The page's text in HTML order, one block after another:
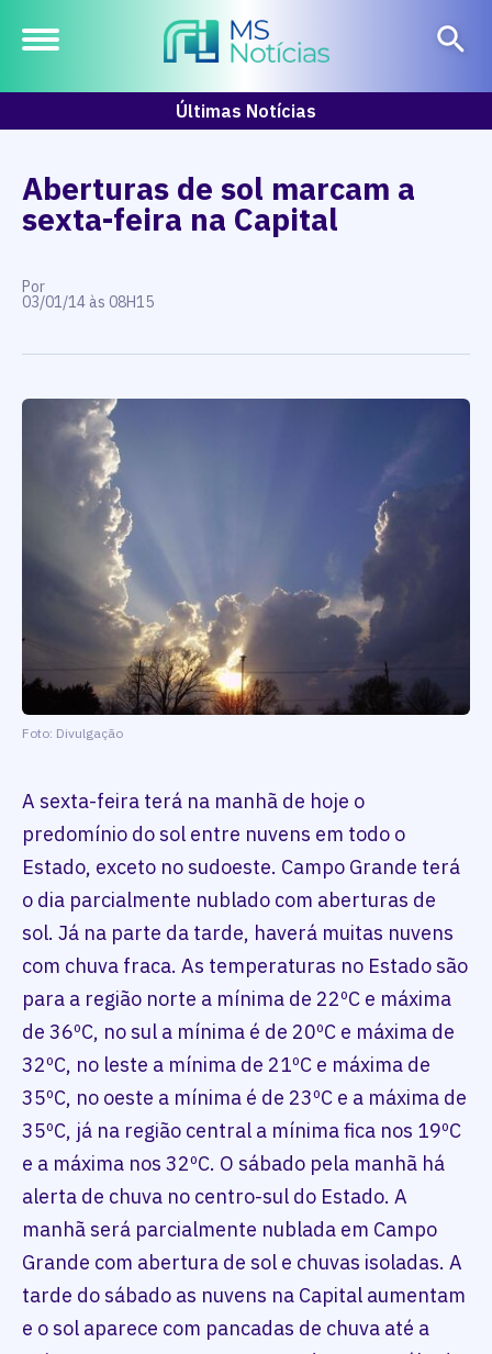
Últimas Notícias
Aberturas de sol marcam a
sexta-feira na Capital
Por
03/01/14 às 08H15
Foto: Divulgação
A sexta-feira terá na manhã de hoje o
predomínio do sol entre nuvens em todo o
Estado, exceto no sudoeste. Campo Grande terá
o dia parcialmente nublado com aberturas de
sol. Já na parte da tarde, haverá muitas nuvens
com chuva fraca. As temperaturas no Estado são
para a região norte a mínima de 22ºC e máxima
de 36ºC, no sul a mínima é de 20ºC e máxima de
32ºC, no leste a mínima de 21ºC e máxima de
35ºC, no oeste a mínima é de 23ºC e a máxima de
35ºC, já na região central a mínima fica nos 19ºC
e a máxima nos 32ºC. O sábado pela manhã há
alerta de chuva no centro-sul do Estado. A
manhã será parcialmente nublada em Campo
Grande com abertura de sol e chuvas isoladas. A
tarde do sábado as nuvens na Capital aumentam
e o sol aparece com pancadas de chuva até a